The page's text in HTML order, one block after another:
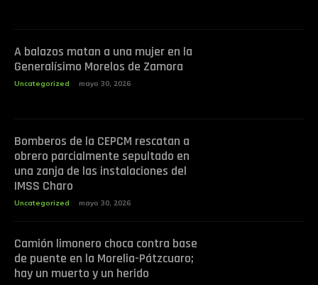
A balazos matan a una mujer en la
Generalísimo Morelos de Zamora
Uncategorized mayo 30, 2026
Bomberos de la CEPCM rescatan a
obrero parcialmente sepultado en
una zanja de las instalaciones del
IMSS Charo
Uncategorized mayo 30, 2026
Camión limonero choca contra base
de puente en la Morelia-Pátzcuaro;
hay un muerto y un herido